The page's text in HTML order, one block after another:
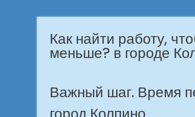
Как найти работу,
меньше? в городе
Важный шаг. Время